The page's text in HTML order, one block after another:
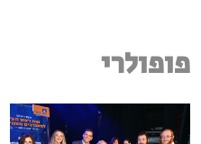
פופולרי